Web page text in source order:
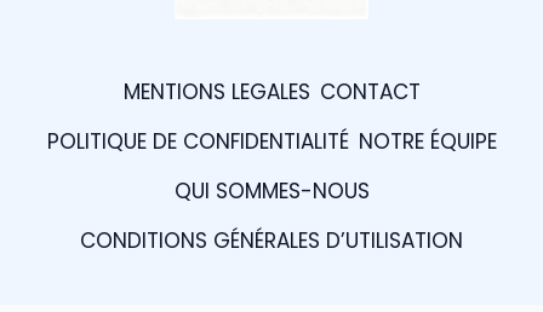
MENTIONS LEGALES CONTACT
POLITIQUE DE CONFIDENTIALITÉ NOTRE ÉQUIPE
QUI SOMMES-NOUS
CONDITIONS GÉNÉRALES D’UTILISATION